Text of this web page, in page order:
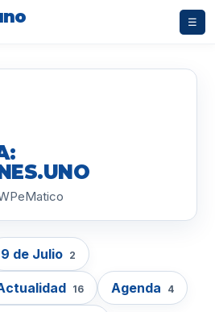
☰
9 de Julio 2
16 Agenda 4